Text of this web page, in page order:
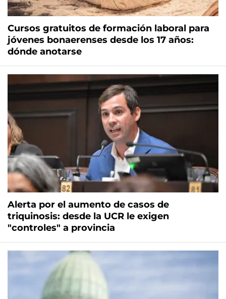
Cursos gratuitos de formación laboral para
jóvenes bonaerenses desde los 17 años:
dónde anotarse
Alerta por el aumento de casos de
triquinosis: desde la UCR le exigen
"controles" a provincia